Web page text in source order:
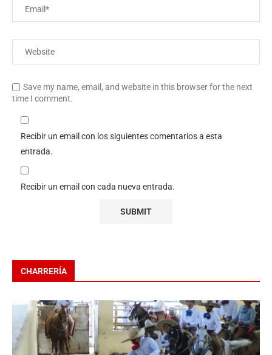
Save my name, email, and website in this browser for the next
time I comment.
Recibir un email con los siguientes comentarios a esta
entrada.
Recibir un email con cada nueva entrada.
CHARRERÍA